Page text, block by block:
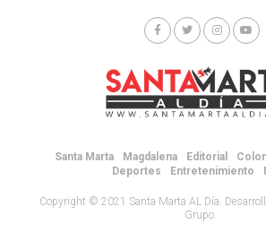
Santa Marta Magdalena Editorial
Deportes
Entretenimiento
Copyright © 2021 Santa Marta AL Día.
Grupo.